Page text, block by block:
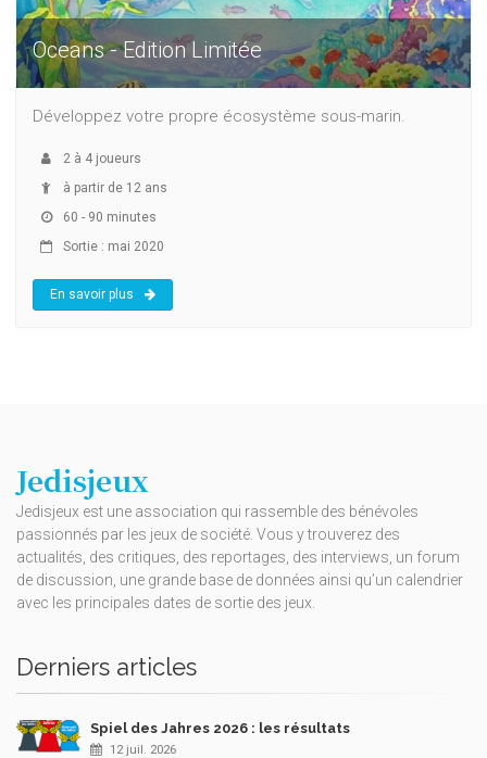
Oceans - Edition Limitée
Développez votre propre écosystème sous-marin.
2 à 4 joueurs
à partir de 12 ans
60 - 90 minutes
Sortie : mai 2020
En savoir plus
Jedisjeux
Jedisjeux est une association qui rassemble des bénévoles
passionnés par les jeux de société. Vous y trouverez des
actualités, des critiques, des reportages, des interviews, un forum
de discussion, une grande base de données ainsi qu’un calendrier
avec les principales dates de sortie des jeux.
Derniers articles
Spiel des Jahres 2026 : les résultats
12 juil. 2026